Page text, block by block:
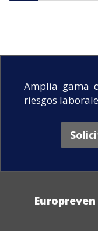
Amplia gama
riesgos